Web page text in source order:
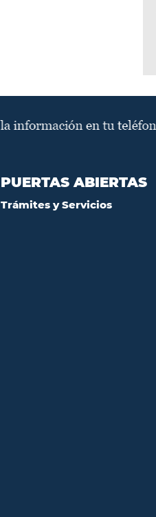
PUERTAS ABIERTAS
Trámites y Servicios